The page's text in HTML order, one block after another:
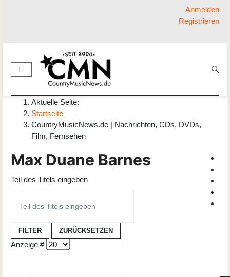
Anmelden
Registrieren
Aktuelle Seite:
Startseite
CountryMusicNews.de | Nachrichten, CDs, DVDs,
Film, Fernsehen
Max Duane Barnes
Teil des Titels eingeben
FILTER ZURÜCKSETZEN
Anzeige #